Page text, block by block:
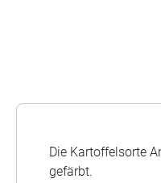
Die Kartoffelsorte
gefärbt.